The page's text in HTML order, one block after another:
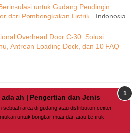
untuk Gudang Pendingin
dari Pembengkakan Listrik - Indonesia
Overhead Door C-30: Solusi
Antrean Loading Dock, dan 10 FAQ
| Pengertian dan Jenis
sebuah area di gudang atau distribution center
untuk bongkar muat dari atau ke truk